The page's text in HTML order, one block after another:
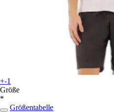
+-1
Größe
*
Größentabelle